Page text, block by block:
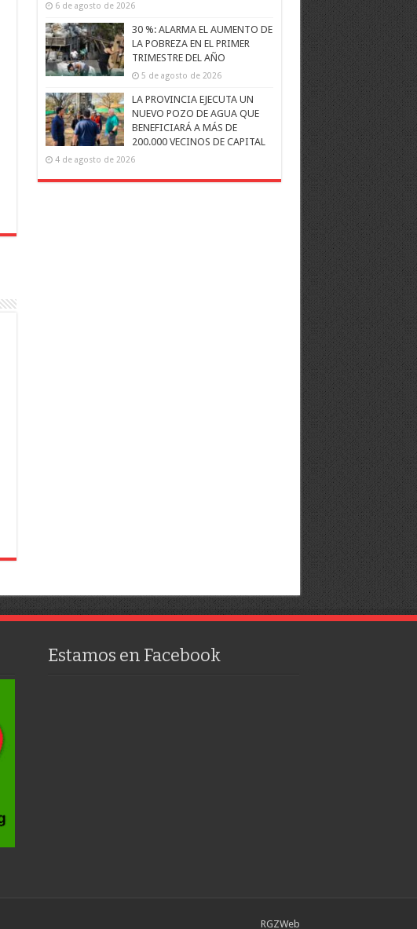
6 de agosto de 2026
30 %: ALARMA EL AUMENTO DE
LA POBREZA EN EL PRIMER
TRIMESTRE DEL AÑO
5 de agosto de 2026
LA PROVINCIA EJECUTA UN
NUEVO POZO DE AGUA QUE
BENEFICIARÁ A MÁS DE
200.000 VECINOS DE CAPITAL
4 de agosto de 2026
Estamos en Facebook
RGZWeb